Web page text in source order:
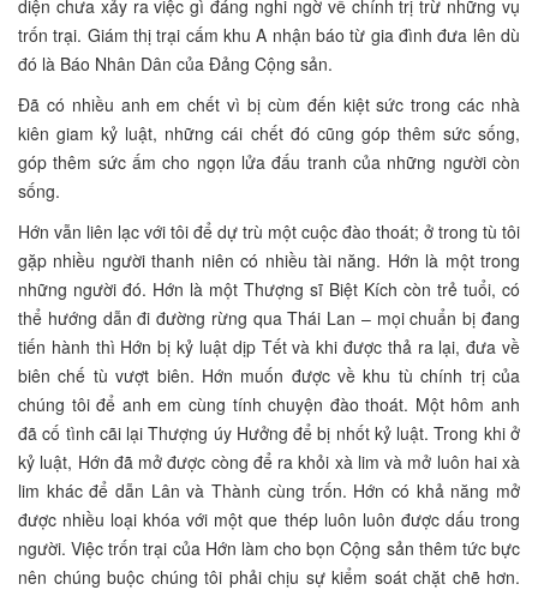
diện chưa xảy ra việc gì đáng nghi ngờ về chính trị trừ những vụ
trốn trại. Giám thị trại cấm khu A nhận báo từ gia đình đưa lên dù
đó là Báo Nhân Dân của Đảng Cộng sản.
Đã có nhiều anh em chết vì bị cùm đến kiệt sức trong các nhà
kiên giam kỷ luật, những cái chết đó cũng góp thêm sức sống,
góp thêm sức ấm cho ngọn lửa đấu tranh của những người còn
sống.
Hớn vẫn liên lạc với tôi để dự trù một cuộc đào thoát; ở trong tù tôi
gặp nhiều người thanh niên có nhiều tài năng. Hớn là một trong
những người đó. Hớn là một Thượng sĩ Biệt Kích còn trẻ tuổi, có
thể hướng dẫn đi đường rừng qua Thái Lan – mọi chuẩn bị đang
tiến hành thì Hớn bị kỷ luật dịp Tết và khi được thả ra lại, đưa về
biên chế tù vượt biên. Hớn muốn được về khu tù chính trị của
chúng tôi để anh em cùng tính chuyện đào thoát. Một hôm anh
đã cố tình cãi lại Thượng úy Hưởng để bị nhốt kỷ luật. Trong khi ở
kỷ luật, Hớn đã mở được còng để ra khỏi xà lim và mở luôn hai xà
lim khác để dẫn Lân và Thành cùng trốn. Hớn có khả năng mở
được nhiều loại khóa với một que thép luôn luôn được dấu trong
người. Việc trốn trại của Hớn làm cho bọn Cộng sản thêm tức bực
nên chúng buộc chúng tôi phải chịu sự kiểm soát chặt chẽ hơn.